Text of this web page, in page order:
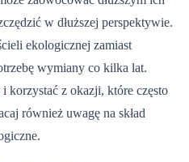
w dłuższej perspektywie.
ekologicznej zamiast
wymiany co kilka lat.
korzystać z okazji, które często
również uwagę na skład